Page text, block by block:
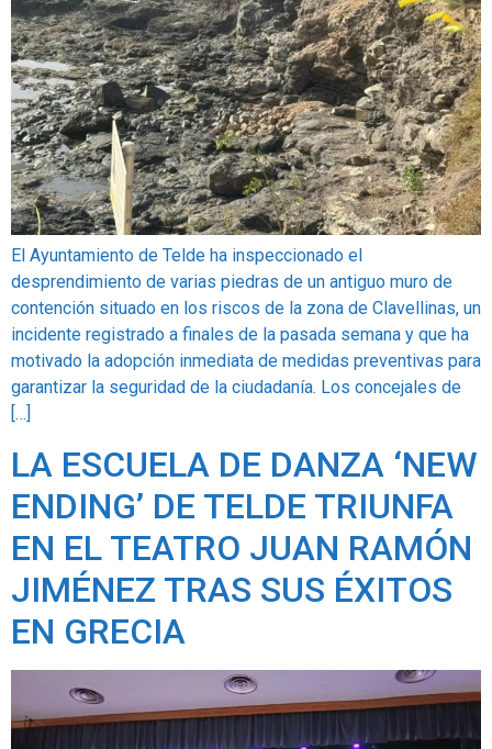
El Ayuntamiento de Telde ha inspeccionado el
desprendimiento de varias piedras de un antiguo muro de
contención situado en los riscos de la zona de Clavellinas, un
incidente registrado a finales de la pasada semana y que ha
motivado la adopción inmediata de medidas preventivas para
garantizar la seguridad de la ciudadanía. Los concejales de
[…]
LA ESCUELA DE DANZA ‘NEW
ENDING’ DE TELDE TRIUNFA
EN EL TEATRO JUAN RAMÓN
JIMÉNEZ TRAS SUS ÉXITOS
EN GRECIA